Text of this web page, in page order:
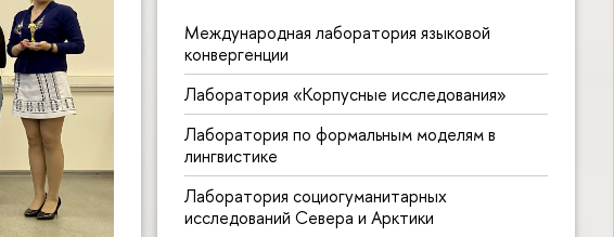
Международная лаборатория языковой
конвергенции
Лаборатория «Корпусные исследования»
Лаборатория по формальным моделям в
лингвистике
Лаборатория социогуманитарных
исследований Севера и Арктики